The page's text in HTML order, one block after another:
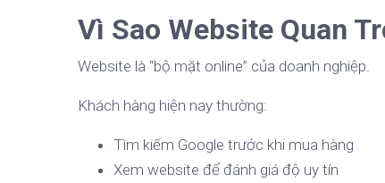
Vì Sao Website Quan
Website là “bộ mặt online” của doanh nghiệp.
Khách hàng hiện nay thường:
Tìm kiếm Google trước khi mua hàng
Xem website để đánh giá độ uy tín